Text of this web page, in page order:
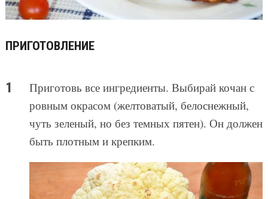
ПРИГОТОВЛЕНИЕ
Приготовь все ингредиенты. Выбирай кочан с
ровным окрасом (желтоватый, белоснежный,
чуть зеленый, но без темных пятен). Он должен
быть плотным и крепким.